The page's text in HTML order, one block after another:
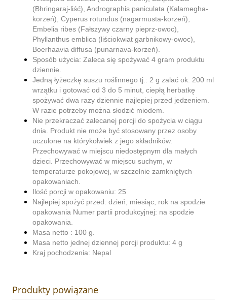
(Bhringaraj-liść), Andrographis paniculata (Kalamegha-
korzeń), Cyperus rotundus (nagarmusta-korzeń),
Embelia ribes (Fałszywy czarny pieprz-owoc),
Phyllanthus emblica (liściokwiat garbnikowy-owoc),
Boerhaavia diffusa (punarnava-korzeń).
Sposób użycia: Zaleca się spożywać 4 gram produktu
dziennie.
Jedną łyżeczkę suszu roślinnego tj.: 2 g zalać ok. 200 ml
wrzątku i gotować od 3 do 5 minut, ciepłą herbatkę
spożywać dwa razy dziennie najlepiej przed jedzeniem.
W razie potrzeby można słodzić miodem.
Nie przekraczać zalecanej porcji do spożycia w ciągu
dnia. Produkt nie może być stosowany przez osoby
uczulone na którykolwiek z jego składników.
Przechowywać w miejscu niedostępnym dla małych
dzieci. Przechowywać w miejscu suchym, w
temperaturze pokojowej, w szczelnie zamkniętych
opakowaniach.
Ilość porcji w opakowaniu: 25
Najlepiej spożyć przed: dzień, miesiąc, rok na spodzie
opakowania Numer partii produkcyjnej: na spodzie
opakowania.
Masa netto : 100 g.
Masa netto jednej dziennej porcji produktu: 4 g
Kraj pochodzenia: Nepal
Produkty powiązane